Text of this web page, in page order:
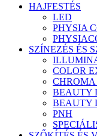
HAJFESTÉS
LED
PHYSIA
SZÍNEZÉS ÉS
COLOR
BEAUTY
BEAUTY
PNH